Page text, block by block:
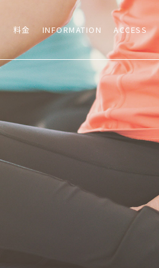
料金 INFORMATION ACCESS